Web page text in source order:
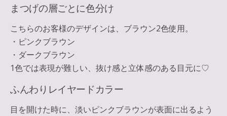
まつげの層ごとに色分け
こちらのお客様のデザインは、ブラウン2色使用。
・ピンクブラウン
・ダークブラウン
1色では表現が難しい、抜け感と立体感のある目元に♡
ふんわりレイヤードカラー
目を開けた時に、淡いピンクブラウンが表面に出るよう